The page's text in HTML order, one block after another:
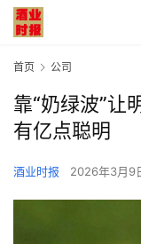
首页 公司
靠“奶绿波”让
有亿点聪明
酒业时报 2026年3月9